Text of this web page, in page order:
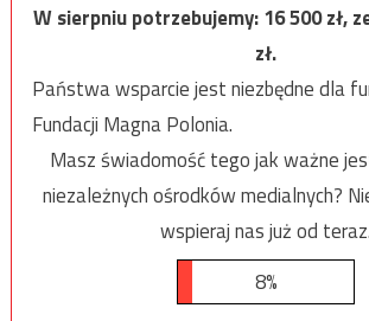
W sierpniu potrzebujemy:16 500zł,
zł.
Państwa wsparcie jest niezbędne dla
Fundacji Magna Polonia.
Masz świadomość tego jak ważne
niezależnych ośrodków medialnych?
wspieraj nas już od teraz.
8%